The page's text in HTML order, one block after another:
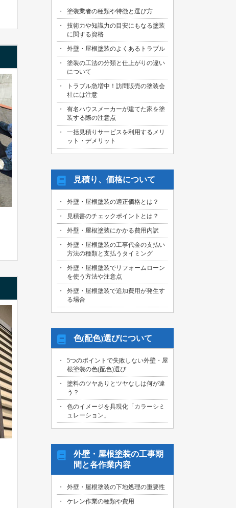
塗装業者の種類や特徴と選び方
技術力や知識力の目安にもなる塗装
に関する資格
外壁・屋根塗装のよくあるトラブル
塗装の工法の分類と仕上がりの違い
について
トラブル急増中！訪問販売の塗装会
社には注意
有名ハウスメーカーが建てた家を塗
装する際の注意点
一括見積りサービスを利用するメリ
ット・デメリット
見積り、価格について
外壁・屋根塗装の適正価格とは？
見積書のチェックポイントとは？
外壁・屋根塗装にかかる費用内訳
外壁・屋根塗装の工事代金の支払い
方法の種類と支払うタイミング
外壁・屋根塗装でリフォームローン
を使う方法や注意点
外壁・屋根塗装で追加費用が発生す
る場合
色(配色)選びについて
5つのポイントで失敗しない外壁・屋
根塗装の色(配色)選び
塗料のツヤありとツヤなしは何が違
う？
色のイメージを具現化「カラーシミ
ュレーション」
外壁・屋根塗装の工事期
間と各作業内容
外壁・屋根塗装の下地処理の重要性
ケレン作業の種類や費用